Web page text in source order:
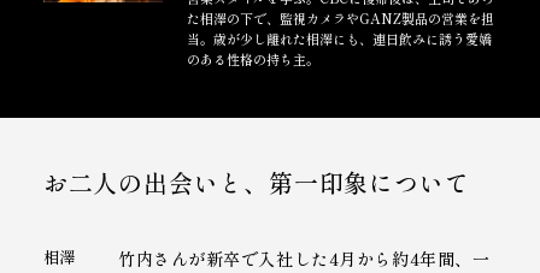
た相澤の下で、監視カメラやGANZ製品の営業を担
当。歳が少し離れた相澤にも、連日飲みに誘う愛嬌
のある性格の持ち主。
お二人の出会いと、第一印象について
相澤
竹内さんが新卒で入社した4月から約4年間、一